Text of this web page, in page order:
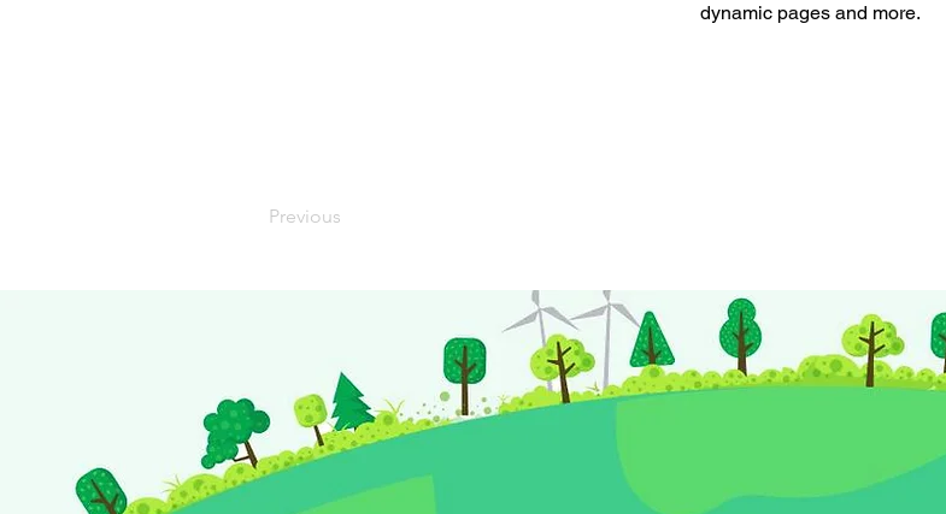
dynamic pages and more.
Previous